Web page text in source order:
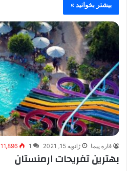
بیشتر بخوانید »
قاره پیما ژانویه 15, 2021 1
11,896
بهترین تفریحات ارمنستان